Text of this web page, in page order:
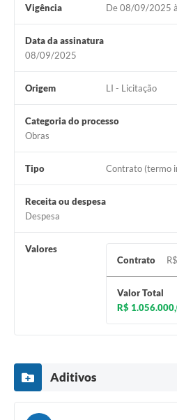
Vigência De 08/09/2025
Data da assinatura
08/09/2025
Origem LI - Licitação
Categoria do processo
Obras
Tipo Contrato (termo
Receita ou despesa
Despesa
Valores
Contrato
Valor Total
R$
Aditivos